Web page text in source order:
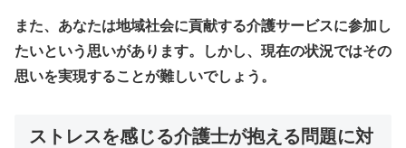
また、あなたは地域社会に貢献する介護サービスに参加し
たいという思いがあります。しかし、現在の状況ではその
思いを実現することが難しいでしょう。
ストレスを感じる介護士が抱える問題に対